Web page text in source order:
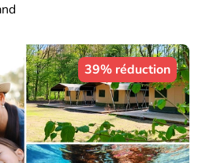
39% réduction